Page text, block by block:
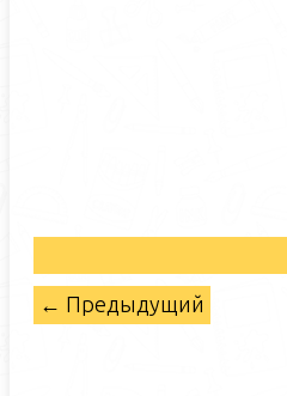
← Предыдущий